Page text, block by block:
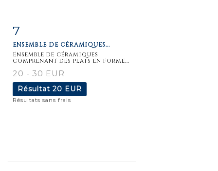
détaillée
7
ENSEMBLE DE CÉRAMIQUES...
Ensemble de céramiques
comprenant des plats en forme...
20 - 30 EUR
Résultat 20 EUR
Résultats sans frais